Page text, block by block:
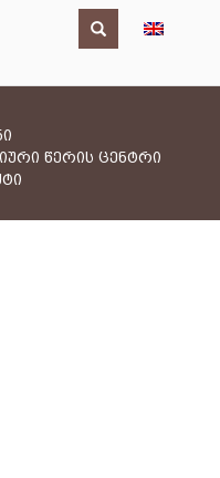
წერის ცენტრი